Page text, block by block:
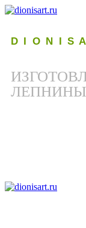
D I O N I S